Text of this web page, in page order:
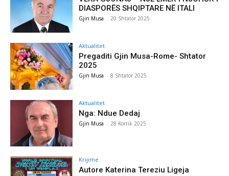
DIASPORËS SHQIPTARE NË ITALI
Gjin Musa - 20 Shtator 2025
Aktualitet
Pregaditi Gjin Musa-Rome- Shtator
2025
Gjin Musa - 8 Shtator 2025
Aktualitet
Nga: Ndue Dedaj
Gjin Musa - 28 Korrik 2025
Krijime
Autore Katerina Tereziu Ligeja